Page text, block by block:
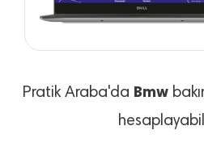
Pratik Araba'da Bmw